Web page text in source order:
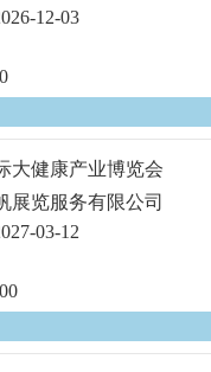
12-03
大健康产业博览会
展览服务有限公司
03-12